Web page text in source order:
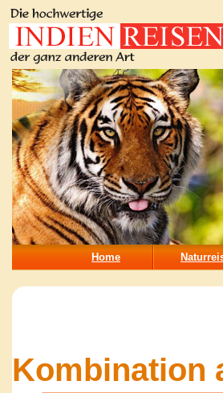
Home
Kombination